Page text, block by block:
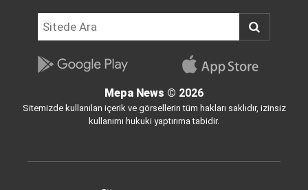
Mepa News © 2026
Sitemizde kullanılan içerik ve görsellerin tüm hakları saklıdır, izinsiz
kullanımı hukuki yaptırıma tabidir.